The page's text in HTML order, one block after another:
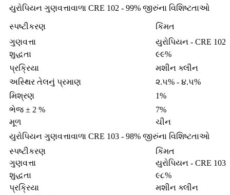
યુરોપિયન ગુણવત્તાવાળા CRE 102 - 99% જીરુંના વિશિષ્ટતાઓ
સ્પષ્ટીકરણ
કિંમત
ગુણવત્તા
યુરોપિયન - CRE 102
શુદ્ધતા
૯૯%
પ્રક્રિયા
મશીન ક્લીન
અસ્થિર તેલનું પ્રમાણ
૨.૫% - ૪.૫%
મિશ્રણ
1%
ભેજ ± 2 %
7%
મૂળ
ચીન
યુરોપિયન ગુણવત્તાવાળા CRE 103 - 98% જીરુંના વિશિષ્ટતાઓ
સ્પષ્ટીકરણ
કિંમત
ગુણવત્તા
યુરોપિયન - CRE 103
શુદ્ધતા
૯૮%
પ્રક્રિયા
મશીન ક્લીન